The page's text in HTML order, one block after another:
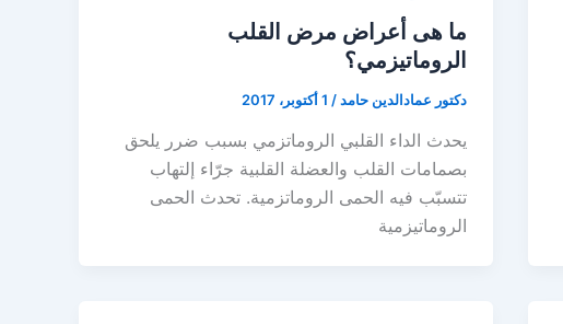
ما هى أعراض مرض القلب
الروماتيزمي؟
دكتور عمادالدين حامد/ 1 أكتوبر، 2017
يحدث الداء القلبي الروماتزمي بسبب ضرر يلحق
بصمامات القلب والعضلة القلبية جرّاء إلتهاب
تتسبّب فيه الحمى الروماتزمية. تحدث الحمى
الروماتيزمية